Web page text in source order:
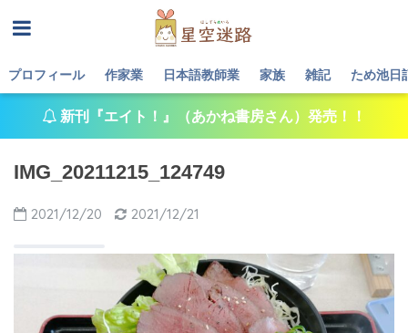
プロフィール 作家業 日本語教師業 家族 雑記 ため池日
新刊『エイト！』（あかね書房さん）発売！！
IMG_20211215_124749
2021/12/20 2021/12/21